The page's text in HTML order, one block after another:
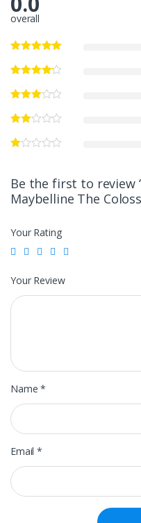
overall
Be the first to review
Maybelline The
Your Rating
Your Review
Name*
Email*